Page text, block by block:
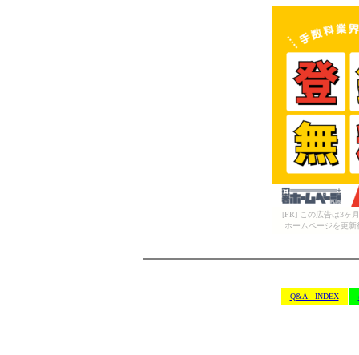
[PR] この広告は3ヶ
ホームページを更
Q&A INDEX